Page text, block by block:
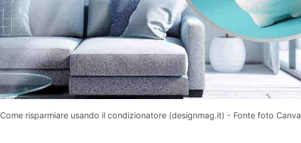
Come risparmiare usando il condizionatore (designmag.it) - Fonte foto Canva